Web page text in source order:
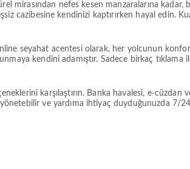
mirasından nefes kesen manzaralarına kadar,
cazibesine kendinizi kaptırırken hayal edin.
seyahat acentesi olarak, her yolcunun
kendini adamıştır. Sadece birkaç tıklama
karşılaştırın. Banka havalesi, e-cüzdan
ve yardıma ihtiyaç duyduğunuzda 7/